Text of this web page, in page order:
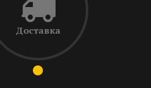
Доставка